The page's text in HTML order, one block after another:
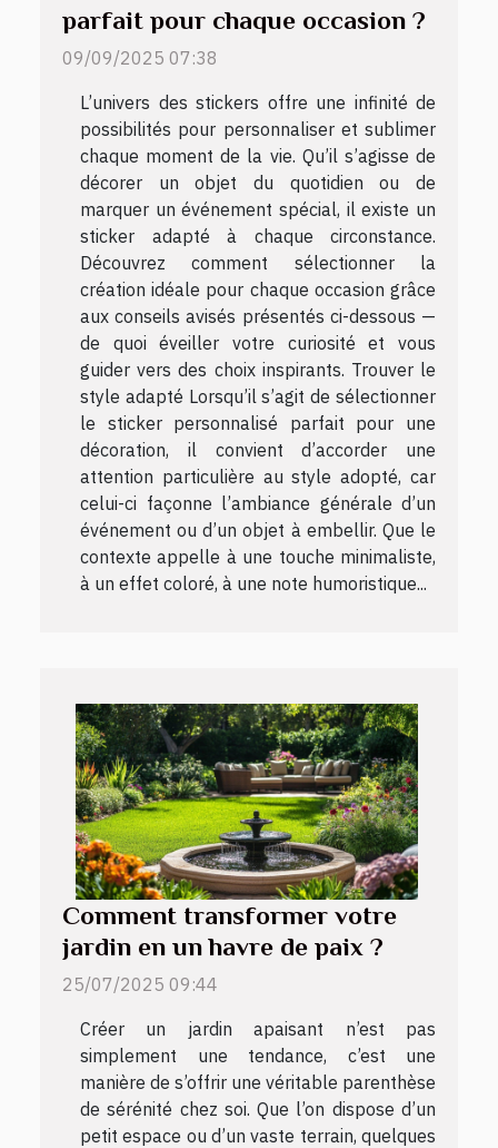
parfait pour chaque occasion ?
09/09/2025 07:38
L’univers des stickers offre une infinité de
possibilités pour personnaliser et sublimer
chaque moment de la vie. Qu’il s’agisse de
décorer un objet du quotidien ou de
marquer un événement spécial, il existe un
sticker adapté à chaque circonstance.
Découvrez comment sélectionner la
création idéale pour chaque occasion grâce
aux conseils avisés présentés ci-dessous —
de quoi éveiller votre curiosité et vous
guider vers des choix inspirants. Trouver le
style adapté Lorsqu’il s’agit de sélectionner
le sticker personnalisé parfait pour une
décoration, il convient d’accorder une
attention particulière au style adopté, car
celui-ci façonne l’ambiance générale d’un
événement ou d’un objet à embellir. Que le
contexte appelle à une touche minimaliste,
à un effet coloré, à une note humoristique...
Comment transformer votre
jardin en un havre de paix ?
25/07/2025 09:44
Créer un jardin apaisant n’est pas
simplement une tendance, c’est une
manière de s’offrir une véritable parenthèse
de sérénité chez soi. Que l’on dispose d’un
petit espace ou d’un vaste terrain, quelques